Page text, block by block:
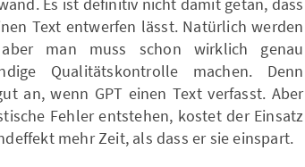
Es ist definitiv nicht damit getan, dass
Text entwerfen lässt. Natürlich werden
man muss schon wirklich genau
Qualitätskontrolle machen. Denn
an, wenn GPT einen Text verfasst. Aber
Fehler entstehen, kostet der Einsatz
mehr Zeit, als dass er sie einspart.